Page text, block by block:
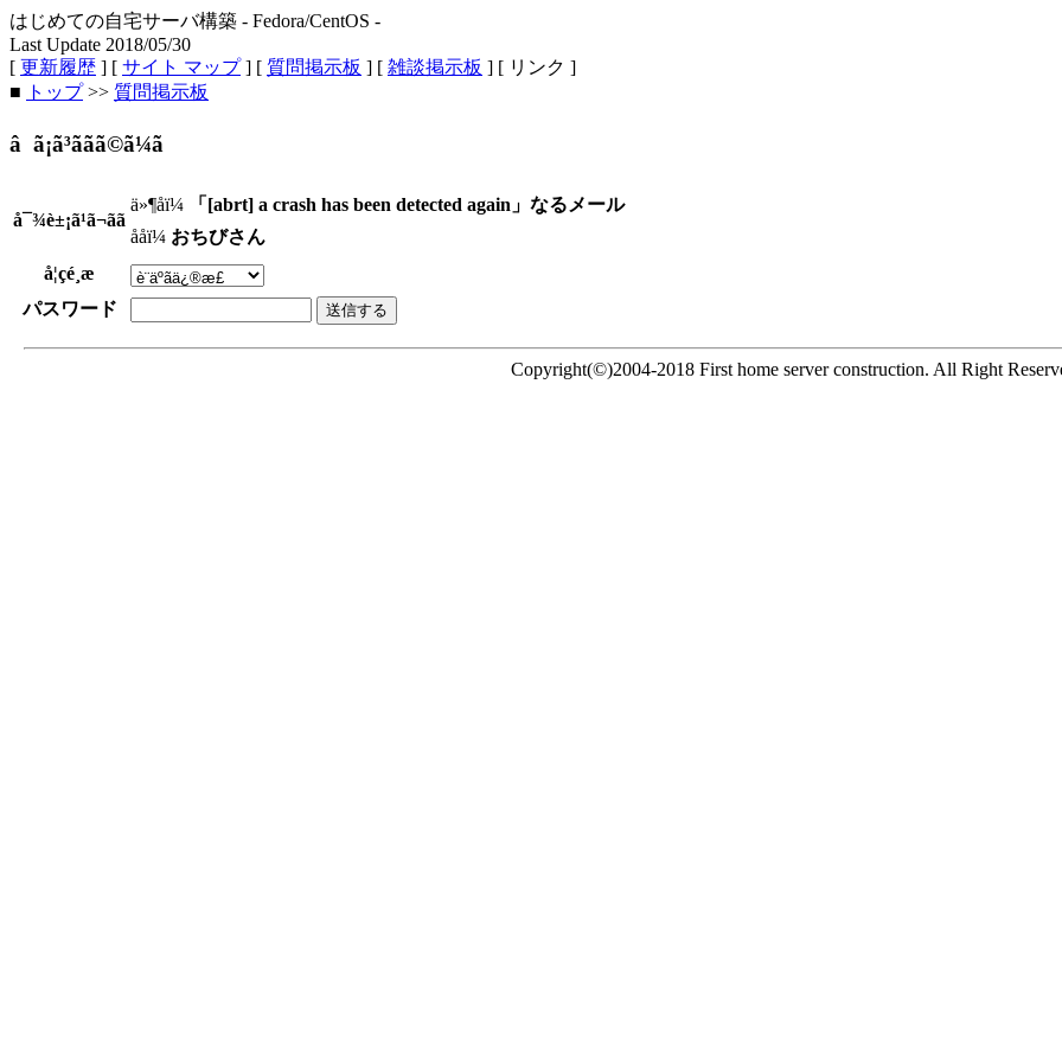
はじめての自宅サーバ構築 - Fedora/CentOS -
Last Update 2018/05/30
[ 更新履歴 ] [ サイト マップ] [ 質問掲示板 ] [ 雑談掲示板 ] [ リンク ]
■
トップ>> 質問掲示板
â ã¡ã³ããã©ã¼ã
å¯¾è±¡ã¹ã¬ãã
ä»¶åï¼
「[abrt] a crash has been detected again」なるメール
ååï¼ おちびさん
å¦çé¸æ
パスワード
Copyright(©)2004-2018 First home server construction. All Right